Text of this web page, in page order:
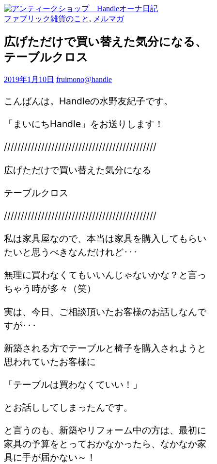
ファブリック雑貨のこと , メルマガ
広げただけで買い替えた気分になる、
テーブルクロス
2019年1月10日 fruimono@handle
こんばんは。Handleの水野友紀子です。
「まいにちHandle」をお送りします！
/////////////////////////////////////////////
広げただけで買い替えた気分になる
テーブルクロス
/////////////////////////////////////////////
私は家具屋なので、本当は家具を購入してもらい
たいと思うべきなんだけれど･･･
無理に買わなくてもいいんじゃないかな？と言っ
ちゃう時が多々（笑）
実は、今日、ご相談頂いたお客様のお話しなんで
すが･･･
新築される方でテーブルと椅子を購入されようと
思われていたお客様に
「テーブルは買わなくていい！」
とお話ししてしまったんです。
と言うのも、新築やリフォーム中の方は、最初に
家具の予算をとっておかなかったら、なかなか家
具に手が届かない～！